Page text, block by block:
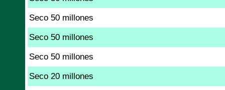
Seco 50 millones
Seco 50 millones
Seco 50 millones
Seco 20 millones